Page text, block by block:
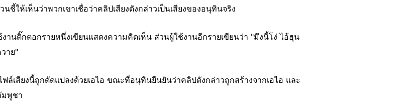
ให้เห็นว่าพวกเขาเชื่อว่าคลิปเสียงดังกล่าวเป็นเสียงของอนุทินจริง
านติ๊กตอกรายหนึ่งเขียนแสดงความคิดเห็น ส่วนผู้ใช้งานอีกรายเขียนว่า "มึงนี้โง่ ไอ้ฮุน
าย"
ล์เสียงนี้ถูกดัดแปลงด้วยเอไอ ขณะที่อนุทินยืนยันว่าคลิปดังกล่าวถูกสร้างจากเอไอ และ
มพูชา